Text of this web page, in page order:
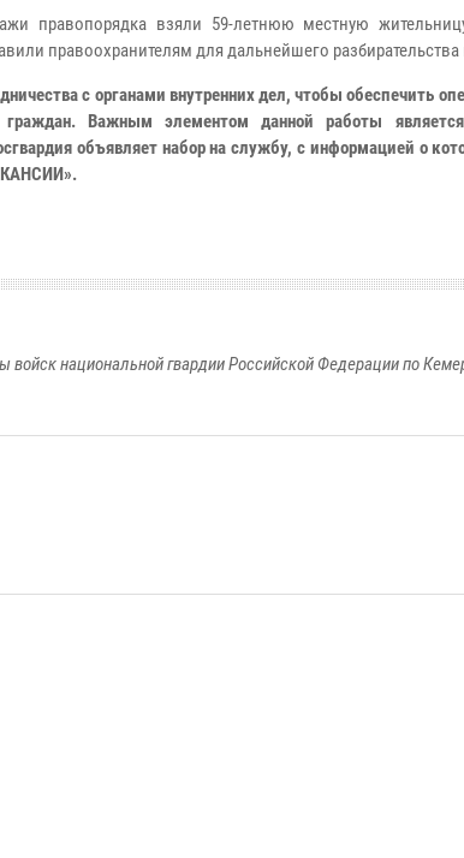
правопорядка взяли 59-летнюю местную
правоохранителям для дальнейшего
с органами внутренних дел, чтобы обеспечить
Важным элементом данной работы
объявляет набор на службу, с информацией о
национальной гвардии Российской Федерации по